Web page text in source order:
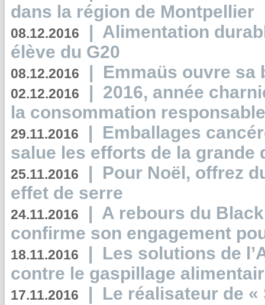
dans la région de Montpellier
08.12.2016 | Alimentation
élève du G20
08.12.2016 | Emmaüs ouvre sa
02.12.2016 | 2016, année
la consommation
29.11.2016 | Emballages
salue les efforts de la grande
25.11.2016 | Pour Noël, offrez
effet de serre
24.11.2016 | A rebours du
confirme son engagement
18.11.2016 | Les solutions de
contre le gaspillage
17.11.2016 | Le réalisateur de «